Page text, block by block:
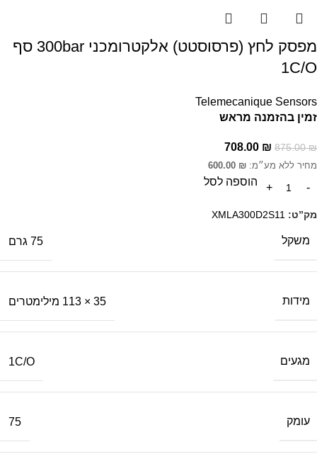
מפסק לחץ (פרסוסטט) אלקטרומכני 300bar סף
1C/O
Telemecanique Sensors
זמין בהזמנה מראש
875.00₪
708.00 ₪
מחיר ללא מע״מ: 600.00 ₪
הוספה לסל
מק”ט: XMLA300D2S11
משקל 75 גרם
מידות 35 × 113 מילימטרים
מגעים 1C/O
עומק 75